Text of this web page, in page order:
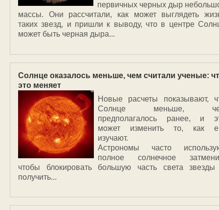
первичных черных дыр
массы. Они рассчитали, как может выглядеть
таких звезд, и пришли к выводу, что в центре
может быть черная дыра...
Солнце оказалось меньше, чем считали ученые:
это меняет
Новые расчеты показывают,
Солнце меньше,
предполагалось ранее, и
может изменить то, как
изучают.
Астрономы часто
полное солнечное
чтобы блокировать большую часть света
получить...